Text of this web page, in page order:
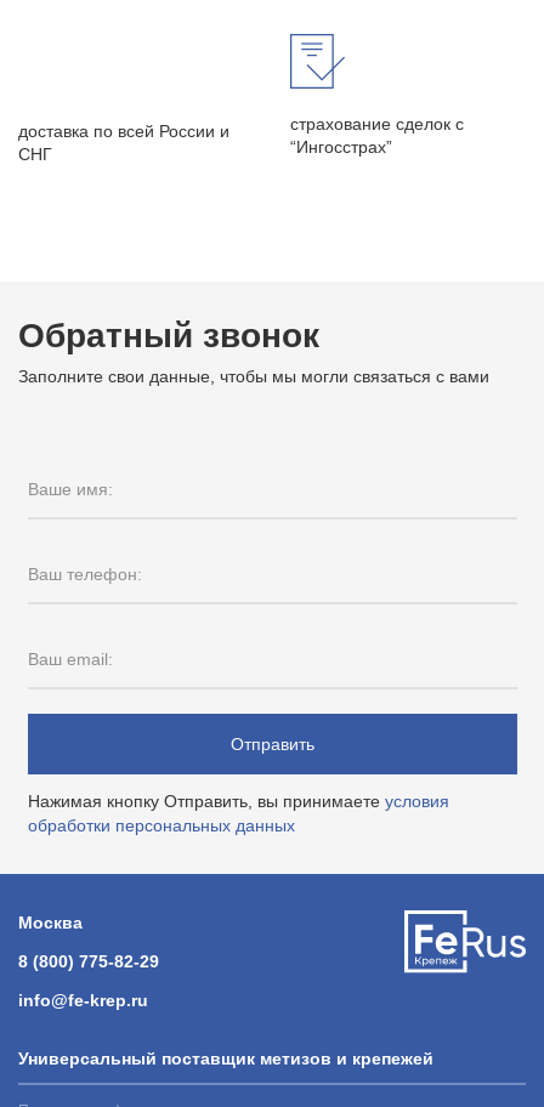
доставка по всей России и
СНГ
страхование сделок с
“Ингосстрах”
Обратный звонок
Заполните свои данные, чтобы мы могли связаться с вами
Ваше имя:
Ваш телефон:
Ваш email:
Отправить
Нажимая кнопку Отправить, вы принимаете условия
обработки персональных данных
Москва
8 (800) 775-82-29
info@fe-krep.ru
Универсальный поставщик метизов и крепежей